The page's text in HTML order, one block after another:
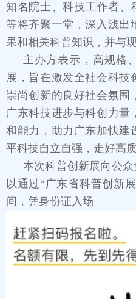
知名院士、科技工作者、
等将齐聚一堂，深入浅出
果和相关科普知识，并与
主办方表示，高规格
展，旨在激发全社会科技
崇尚创新的良好社会氛围
广东科技进步与科创力量
和能力，助力广东加快建
平科技自立自强，走好高
本次科普创新展向公
以通过“广东省科普创新
间，凭身份证入场。